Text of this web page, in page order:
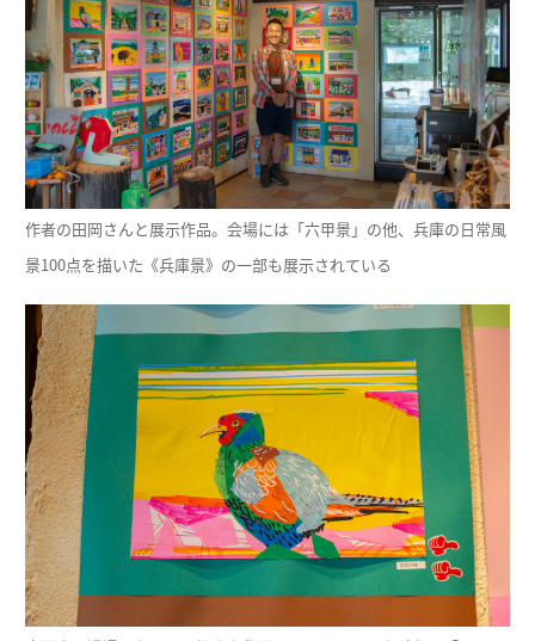
作者の田岡さんと展示作品。会場には「六甲景」の他、兵庫の日常風
景100点を描いた《兵庫景》の一部も展示されている